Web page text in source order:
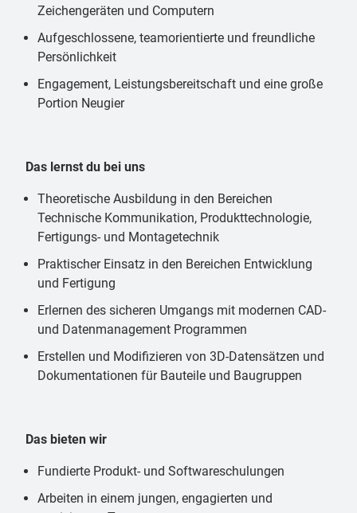
Zeichengeräten und Computern
Aufgeschlossene, teamorientierte und freundliche
Persönlichkeit
Engagement, Leistungsbereitschaft und eine große
Portion Neugier
Das lernst du bei uns
Theoretische Ausbildung in den Bereichen
Technische Kommunikation, Produkttechnologie,
Fertigungs- und Montagetechnik
Praktischer Einsatz in den Bereichen Entwicklung
und Fertigung
Erlernen des sicheren Umgangs mit modernen CAD-
und Datenmanagement Programmen
Erstellen und Modifizieren von 3D-Datensätzen und
Dokumentationen für Bauteile und Baugruppen
Das bieten wir
Fundierte Produkt- und Softwareschulungen
Arbeiten in einem jungen, engagierten und